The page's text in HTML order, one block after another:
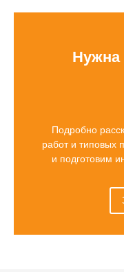
Нужна
Подробно
работ и типовых
и подготовим